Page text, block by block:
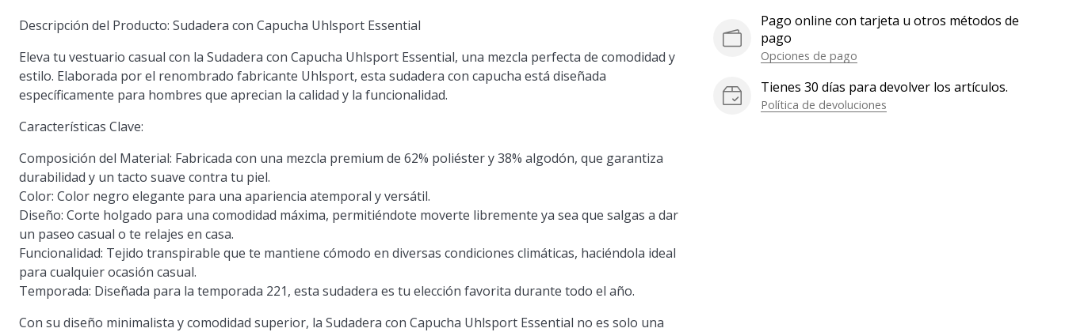
Pago online con tarjeta u otros métodos de
pago
Opciones de pago
Tienes 30 días para devolver los artículos.
Política de devoluciones
Descripción del Producto: Sudadera con Capucha Uhlsport Essential
Eleva tu vestuario casual con la Sudadera con Capucha Uhlsport Essential, una mezcla perfecta de comodidad y
estilo. Elaborada por el renombrado fabricante Uhlsport, esta sudadera con capucha está diseñada
específicamente para hombres que aprecian la calidad y la funcionalidad.
Características Clave:
Composición del Material: Fabricada con una mezcla premium de 62% poliéster y 38% algodón, que garantiza
durabilidad y un tacto suave contra tu piel.
Color: Color negro elegante para una apariencia atemporal y versátil.
Diseño: Corte holgado para una comodidad máxima, permitiéndote moverte libremente ya sea que salgas a dar
un paseo casual o te relajes en casa.
Funcionalidad: Tejido transpirable que te mantiene cómodo en diversas condiciones climáticas, haciéndola ideal
para cualquier ocasión casual.
Temporada: Diseñada para la temporada 221, esta sudadera es tu elección favorita durante todo el año.
Con su diseño minimalista y comodidad superior, la Sudadera con Capucha Uhlsport Essential no es solo una